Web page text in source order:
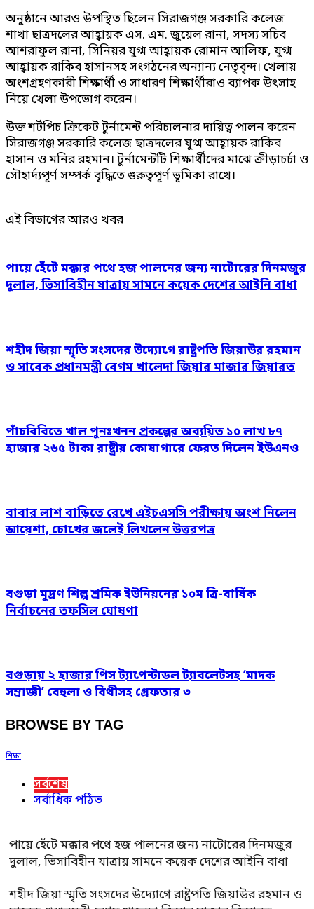
অনুষ্ঠানে আরও উপস্থিত ছিলেন সিরাজগঞ্জ সরকারি কলেজ
শাখা ছাত্রদলের আহ্বায়ক এস. এম. জুয়েল রানা, সদস্য সচিব
আশরাফুল রানা, সিনিয়র যুগ্ম আহ্বায়ক রোমান আলিফ, যুগ্ম
আহ্বায়ক রাকিব হাসানসহ সংগঠনের অন্যান্য নেতৃবৃন্দ। খেলায়
অংশগ্রহণকারী শিক্ষার্থী ও সাধারণ শিক্ষার্থীরাও ব্যাপক উৎসাহ
নিয়ে খেলা উপভোগ করেন।
উক্ত শর্টপিচ ক্রিকেট টুর্নামেন্ট পরিচালনার দায়িত্ব পালন করেন
সিরাজগঞ্জ সরকারি কলেজ ছাত্রদলের যুগ্ম আহ্বায়ক রাকিব
হাসান ও মনির রহমান। টুর্নামেন্টটি শিক্ষার্থীদের মাঝে ক্রীড়াচর্চা ও
সৌহার্দ্যপূর্ণ সম্পর্ক বৃদ্ধিতে গুরুত্বপূর্ণ ভূমিকা রাখে।
এই বিভাগের আরও খবর
পায়ে হেঁটে মক্কার পথে হজ পালনের জন্য নাটোরের দিনমজুর
দুলাল, ভিসাবিহীন যাত্রায় সামনে কয়েক দেশের আইনি বাধা
শহীদ জিয়া স্মৃতি সংসদের উদ্যোগে রাষ্ট্রপতি জিয়াউর রহমান
ও সাবেক প্রধানমন্ত্রী বেগম খালেদা জিয়ার মাজার জিয়ারত
পাঁচবিবিতে খাল পুনঃখনন প্রকল্পের অব্যয়িত ১০ লাখ ৮৭
হাজার ২৬৫ টাকা রাষ্ট্রীয় কোষাগারে ফেরত দিলেন ইউএনও
বাবার লাশ বাড়িতে রেখে এইচএসসি পরীক্ষায় অংশ নিলেন
আয়েশা, চোখের জলেই লিখলেন উত্তরপত্র
বগুড়া মুদ্রণ শিল্প শ্রমিক ইউনিয়নের ১০ম ত্রি-বার্ষিক
নির্বাচনের তফসিল ঘোষণা
বগুড়ায় ২ হাজার পিস ট্যাপেন্টাডল ট্যাবলেটসহ ‘মাদক
সম্রাজ্ঞী’ বেহুলা ও বিথীসহ গ্রেফতার ৩
BROWSE BY TAG
শিক্ষা
সর্বশেষ
সর্বাধিক পঠিত
পায়ে হেঁটে মক্কার পথে হজ পালনের জন্য নাটোরের দিনমজুর
দুলাল, ভিসাবিহীন যাত্রায় সামনে কয়েক দেশের আইনি বাধা
শহীদ জিয়া স্মৃতি সংসদের উদ্যোগে রাষ্ট্রপতি জিয়াউর রহমান ও